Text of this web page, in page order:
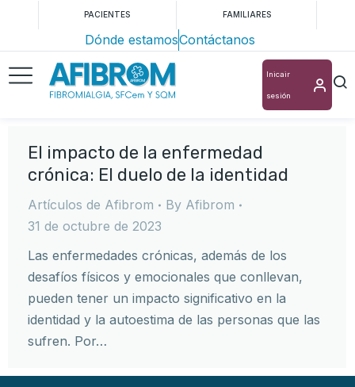
PACIENTES FAMILIARES
Dónde estamosContáctanos
Inicair
sesión
El impacto de la enfermedad
crónica: El duelo de la identidad
Artículos de Afibrom By Afibrom
31 de octubre de 2023
Las enfermedades crónicas, además de los
desafíos físicos y emocionales que conllevan,
pueden tener un impacto significativo en la
identidad y la autoestima de las personas que las
sufren. Por…